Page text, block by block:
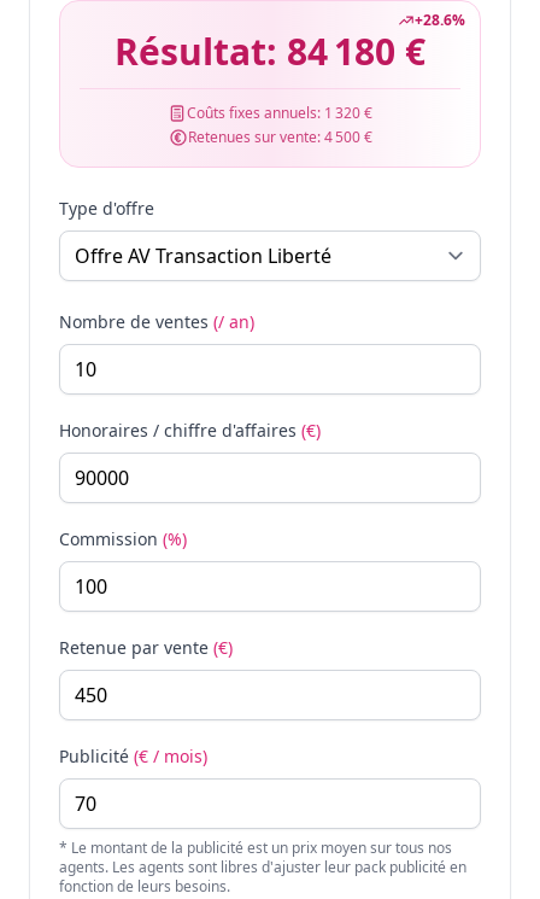
+28.6%
Résultat: 84 180 €
Coûts fixes annuels: 1 320 €
Retenues sur vente:4 500 €
Type d'offre
Nombre de ventes (/ an)
Honoraires / chiffre d'affaires (€)
Commission (%)
Retenue par vente (€)
Publicité (€ / mois)
* Le montant de la publicité est un prix moyen sur tous nos
agents. Les agents sont libres d'ajuster leur pack publicité en
fonction de leurs besoins.